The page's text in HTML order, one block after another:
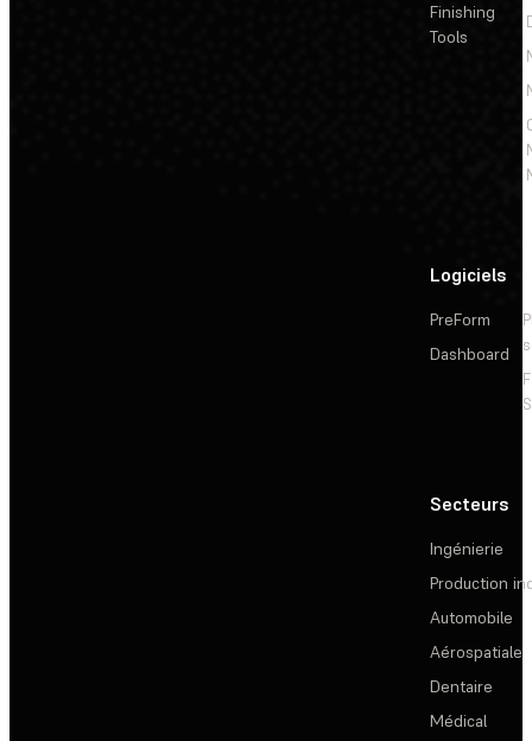
Finishing
Tools
Logiciels
PreForm
Dashboard
Secteurs
Ingénierie
Production
Automobile
Aérospatiale
Dentaire
Médical